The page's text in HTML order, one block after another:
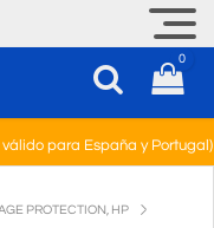
0
válido para España y Portugal)
PROTECTION, HP